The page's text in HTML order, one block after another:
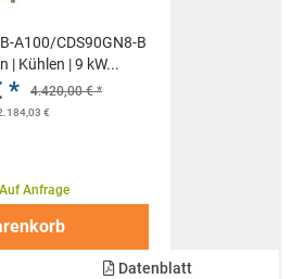
A100/CDS90GN8-B
| Kühlen | 9 kW...
* 4.420,00 € *
€
Anfrage
Datenblatt